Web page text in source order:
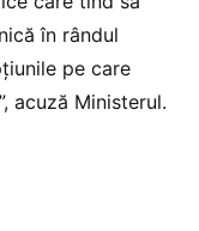
în rândul
pe care
acuză Ministerul.